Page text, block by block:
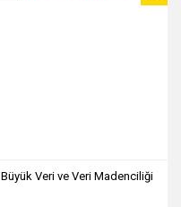
Büyük Veri ve Veri Madenciliği